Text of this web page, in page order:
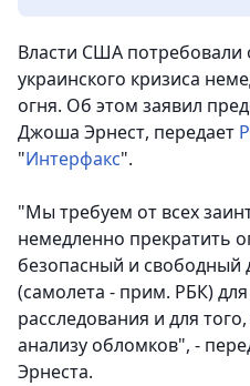
Власти США потребовали
украинского кризиса
огня. Об этом заявил
Джоша Эрнест, передает
"Интерфакс".
"Мы требуем от всех
немедленно прекратить
безопасный и свободный
(самолета - прим. РБК)
расследования и для
анализу обломков", -
Эрнеста.